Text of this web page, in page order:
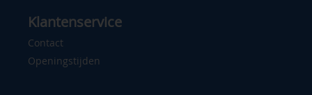
Klantenservice
Contact
Openingstijden